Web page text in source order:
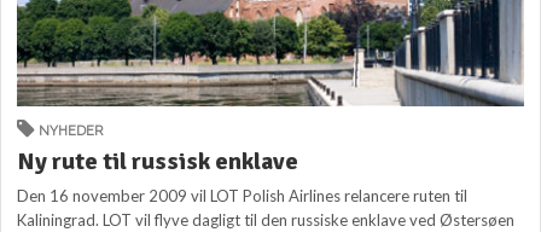
NYHEDER
Ny rute til russisk enklave
Den 16 november 2009 vil LOT Polish Airlines relancere ruten til
Kaliningrad. LOT vil flyve dagligt til den russiske enklave ved Østersøen